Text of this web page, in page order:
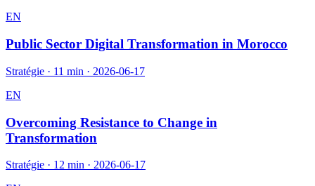
EN
Public Sector Digital Transformation in Morocco
Stratégie · 11 min · 2026-06-17
EN
Overcoming Resistance to Change in
Transformation
Stratégie · 12 min · 2026-06-17